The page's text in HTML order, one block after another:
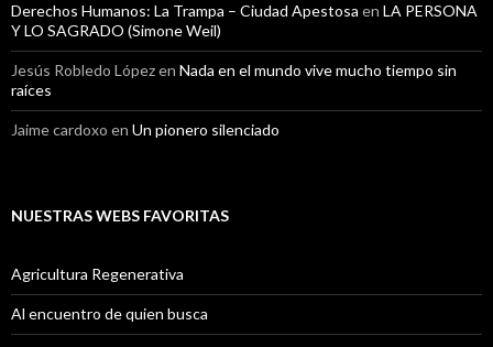
Derechos Humanos: La Trampa – Ciudad Apestosa en LA PERSONA
Y LO SAGRADO (Simone Weil)
Jesús Robledo Lópezen Nada en el mundo vive mucho tiempo sin
raíces
Jaime cardoxo en Un pionero silenciado
NUESTRAS WEBS FAVORITAS
Agricultura Regenerativa
Al encuentro de quien busca